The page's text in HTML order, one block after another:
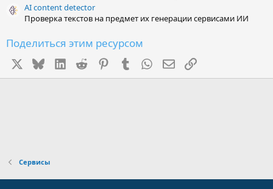
AI content detector
Проверка текстов на предмет их генерации сервисами ИИ
Поделиться этим ресурсом
BlueskyLinkedIn
Reddit PinterestTumblr WhatsApp
Электронная почта
Ссылка
Сервисы